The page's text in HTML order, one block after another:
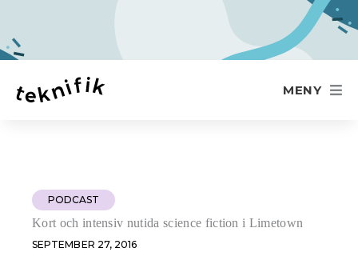
MENY
PODCAST
Kort och intensiv nutida science fiction i Limetown
SEPTEMBER 27, 2016